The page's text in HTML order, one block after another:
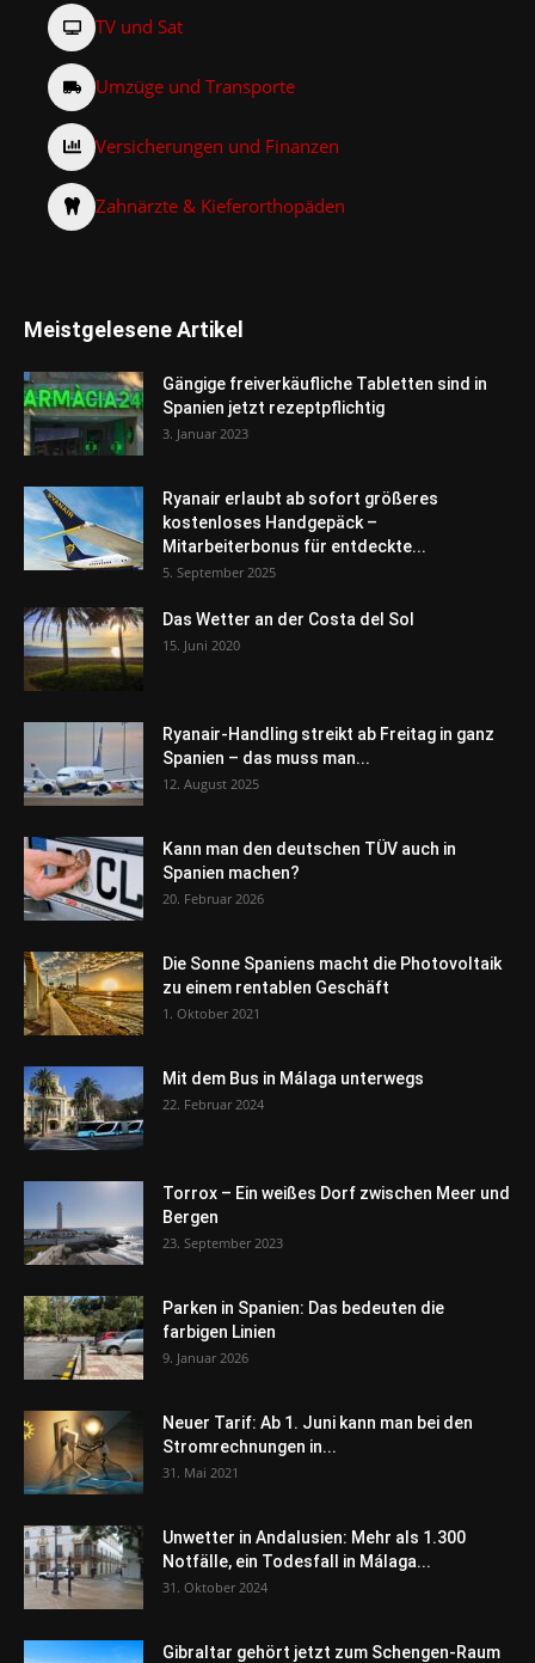
TV und Sat
Umzüge und Transporte
Versicherungen und Finanzen
Zahnärzte & Kieferorthopäden
Meistgelesene Artikel
Gängige freiverkäufliche Tabletten sind in
Spanien jetzt rezeptpflichtig
3. Januar 2023
Ryanair erlaubt ab sofort größeres
kostenloses Handgepäck –
Mitarbeiterbonus für entdeckte...
5. September 2025
Das Wetter an der Costa del Sol
15. Juni 2020
Ryanair-Handling streikt ab Freitag in ganz
Spanien – das muss man...
12. August 2025
Kann man den deutschen TÜV auch in
Spanien machen?
20. Februar 2026
Die Sonne Spaniens macht die Photovoltaik
zu einem rentablen Geschäft
1. Oktober 2021
Mit dem Bus in Málaga unterwegs
22. Februar 2024
Torrox – Ein weißes Dorf zwischen Meer und
Bergen
23. September 2023
Parken in Spanien: Das bedeuten die
farbigen Linien
9. Januar 2026
Neuer Tarif: Ab 1. Juni kann man bei den
Stromrechnungen in...
31. Mai 2021
Unwetter in Andalusien: Mehr als 1.300
Notfälle, ein Todesfall in Málaga...
31. Oktober 2024
Gibraltar gehört jetzt zum Schengen-Raum